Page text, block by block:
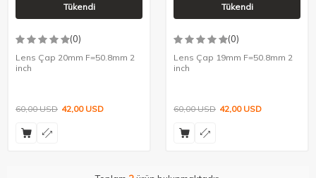
Tükendi
(0)
Lens Çap 20mm F=50.8mm 2
inch
60,00USD 42,00USD
Tükendi
(0)
Lens Çap 19mm F=50.8mm 2
inch
60,00USD 42,00USD